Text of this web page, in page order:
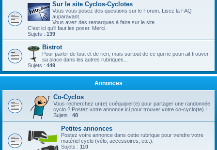
Sur le site Cyclos-Cyclotes
Vous vous posez des questions sur le Forum. Lisez la FAQ
auparavant.
Vous avez des remarques à faire sur le site.
C'est ici qu'il faut les poser. Merci.
Sujets : 139
Bistrot
Pour parler de tout et de rien, mais surtout de ce qui ne pourrait trouver
sa place dans les autres rubriques...
Sujets : 449
Annonces
Co-Cyclos
Vous recherchez un(e) coéquipier(e) pour partager une randonnée
cyclo ? Postez votre annonce ici pour trouver votre co-cyclo(te) !
Sujets : 48
Petites annonces
Postez votre annonce dans cette rubrique pour vendre votre
matériel cyclo (vélo, accessoires, etc.).
Sujets : 110